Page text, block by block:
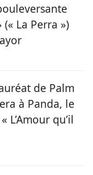
La Perra »)
de Palm
à Panda, le
L’Amour qu’il